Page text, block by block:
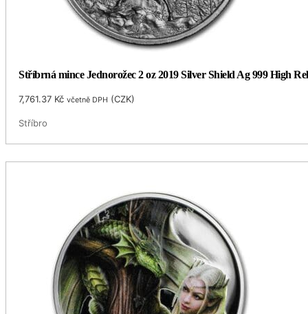
Stříbrná mince Jednorožec 2 oz 2019 Silver Shield Ag 999 High
7,761.37 Kč včetně DPH (CZK)
Stříbro